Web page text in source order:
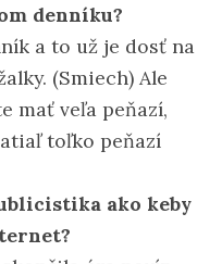
denníku?
a to už je dosť na
(Smiech) Ale
mať veľa peňazí,
toľko peňazí
ako keby